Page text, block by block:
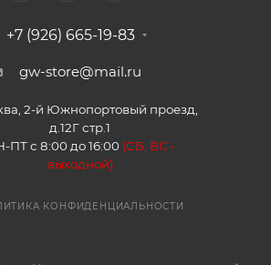
+7 (926) 665-19-83
gw-store@mail.ru
2-й Южнопортовый проезд,
д.12Г стр.1
ПТ с 8:00 до 16:00 (СБ, ВС -
выходной)
КОНФИДЕНЦИАЛЬНОСТИ